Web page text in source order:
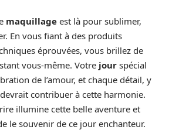
maquillage est là pour sublimer,
En vous fiant à des produits
éprouvées, vous brillez de
vous-même. Votre jour spécial
de l’amour, et chaque détail, y
contribuer à cette harmonie.
illumine cette belle aventure et
le souvenir de ce jour enchanteur.